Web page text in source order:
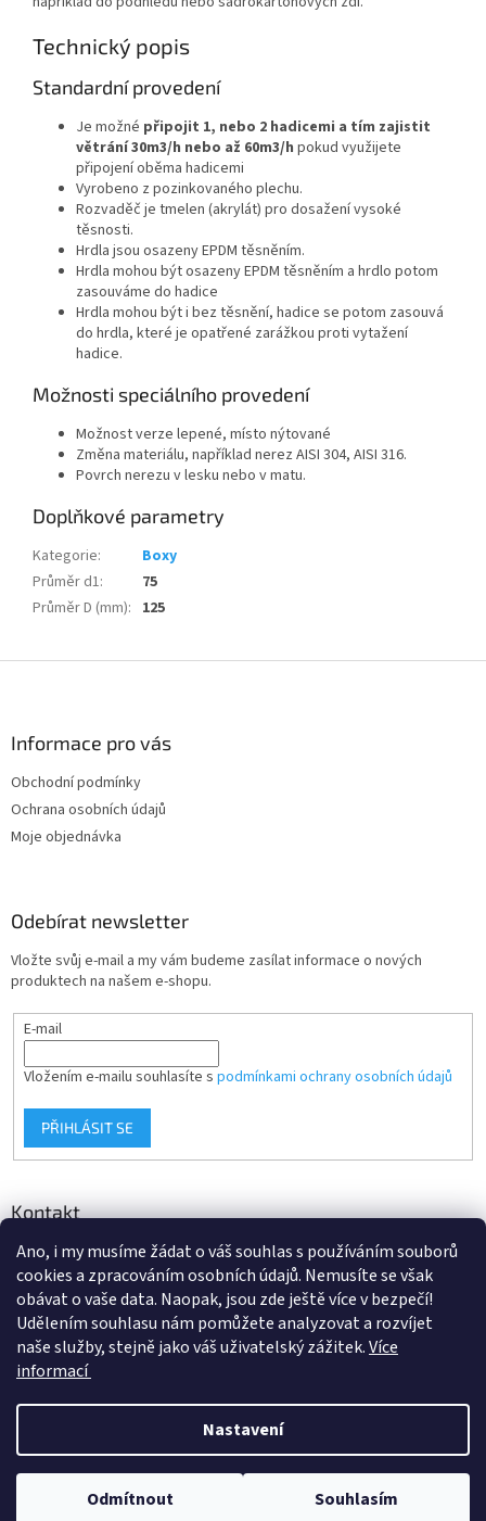
Ano, i my musíme žádat o váš souhlas s používáním souborů
cookies a zpracováním osobních údajů. Nemusíte se však
obávat o vaše data. Naopak, jsou zde ještě více v bezpečí!
Udělením souhlasu nám pomůžete analyzovat a rozvíjet
naše služby, stejně jako váš uživatelský zážitek.Více
informací
Nastavení
Odmítnout Souhlasím
Technický popis
Standardní provedení
Je možné připojit 1, nebo 2 hadicemi a tím zajistit
větrání 30m3/h nebo až 60m3/h pokud využijete
připojení oběma hadicemi
Vyrobeno z pozinkovaného plechu.
Rozvaděč je tmelen (akrylát) pro dosažení vysoké
těsnosti.
Hrdla jsou osazeny EPDM těsněním.
Hrdla mohou být osazeny EPDM těsněním a hrdlo potom
zasouváme do hadice
Hrdla mohou být i bez těsnění, hadice se potom zasouvá
do hrdla, které je opatřené zarážkou proti vytažení
hadice.
Možnosti speciálního provedení
Možnost verze lepené, místo nýtované
Změna materiálu, například nerez AISI 304, AISI 316.
Povrch nerezu v lesku nebo v matu.
Doplňkové parametry
Kategorie:
Boxy
Průměr d1:
75
Průměr D (mm): 125
Informace pro vás
Obchodní podmínky
Ochrana osobních údajů
Moje objednávka
Odebírat newsletter
Vložte svůj e-mail a my vám budeme zasílat informace o nových
produktech na našem e-shopu.
E-mail
Vložením e-mailu souhlasíte s podmínkami ochrany osobních údajů
PŘIHLÁSIT SE
Kontakt
info@d-klima.cz
+420 517 357 288
Copyright 2026Potrubi.cz. Všechna práva vyhrazena.Upravit